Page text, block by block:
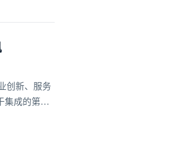
创新、服务
集成的第三